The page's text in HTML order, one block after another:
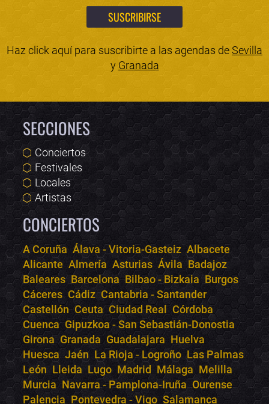
Haz click aquí para suscribirte a las agendas deSevilla
y Granada
SECCIONES
Conciertos
Festivales
Locales
Artistas
CONCIERTOS
A Coruña Álava - Vitoria-Gasteiz Albacete
Alicante Almería Asturias Ávila Badajoz
Baleares Barcelona Bilbao - Bizkaia Burgos
Cáceres Cádiz Cantabria - Santander
Castellón Ceuta Ciudad Real
Córdoba
Cuenca Gipuzkoa - San Sebastián-Donostia
Girona Granada Guadalajara Huelva
Huesca Jaén La Rioja - Logroño Las Palmas
León Lleida Lugo Madrid Málaga Melilla
Murcia Navarra - Pamplona-Iruña Ourense
Palencia Pontevedra - Vigo Salamanca
Bololoco · conciertos.club
Online · Te ayudo a encontrar conciertos